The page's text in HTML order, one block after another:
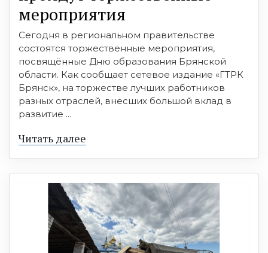
мероприятия
Сегодня в региональном правительстве
состоятся торжественные мероприятия,
посвящённые Дню образования Брянской
области. Как сообщает сетевое издание «ГТРК
Брянск», на торжестве лучших работников
разных отраслей, внесших большой вклад в
развитие ...
Читать далее